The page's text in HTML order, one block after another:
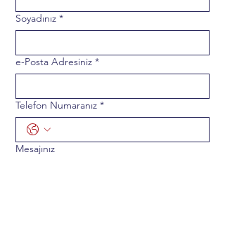
Soyadınız *
e-Posta Adresiniz *
Telefon Numaranız *
Mesajınız